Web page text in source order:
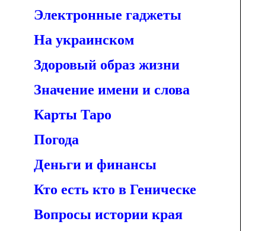
Электронные гаджеты
На украинском
Здоровый образ жизни
Значение имени и слова
Карты Таро
Погода
Деньги и финансы
Кто есть кто в Геническе
Вопросы истории края